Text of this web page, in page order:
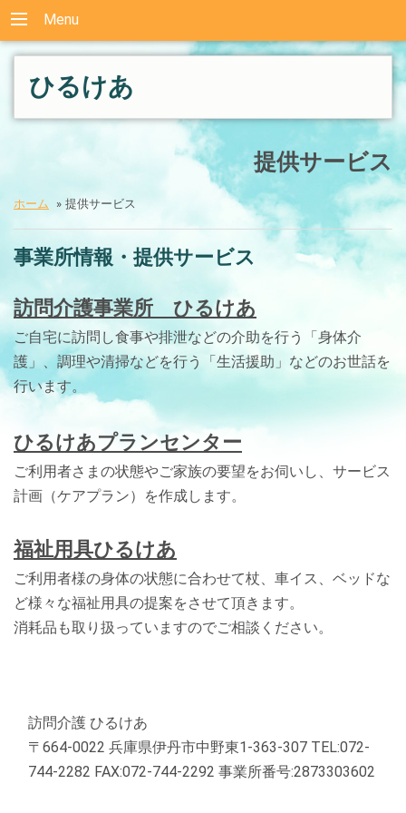
Menu
ひるけあ
提供サービス
ホーム » 提供サービス
事業所情報・提供サービス
訪問介護事業所 ひるけあ
ご自宅に訪問し食事や排泄などの介助を行う「身体介
護」、調理や清掃などを行う「生活援助」などのお世話を
行います。
ひるけあプランセンター
ご利用者さまの状態やご家族の要望をお伺いし、サービス
計画（ケアプラン）を作成します。
福祉用具ひるけあ
ご利用者様の身体の状態に合わせて杖、車イス、ベッドな
ど様々な福祉用具の提案をさせて頂きます。
消耗品も取り扱っていますのでご相談ください。
訪問介護 ひるけあ
〒664-0022 兵庫県伊丹市中野東1-363-307 TEL:072-
744-2282 FAX:072-744-2292 事業所番号:2873303602